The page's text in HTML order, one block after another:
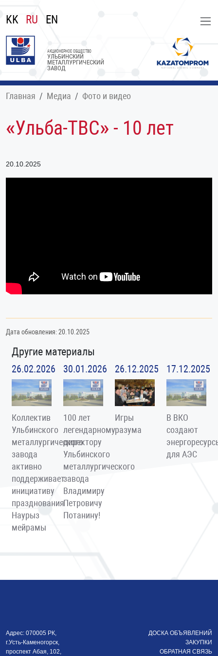
KK RU EN
УЛЬБИНСКИЙ
МЕТАЛЛУРГИЧЕСКИЙ
ЗАВОД
АКЦИОНЕРНОЕ ОБЩЕСТВО
Главная Медиа Фото и видео
«Ульба-ТВС» - 10 лет
20.10.2025
Дата обновления: 20.10.2025
Другие материалы
26.02.2026
Коллектив
Ульбинского
металлургического
завода
активно
поддерживает
инициативу
празднования
Наурыз
мейрамы
30.01.2026
100 лет
легендарному
директору
Ульбинского
металлургического
завода
Владимиру
Петровичу
Потанину!
26.12.2025
Игры
разума
17.12.2025
В ВКО
создают
для АЭС
Адрес: 070005 РК,
г.Усть-Каменогорск,
проспект Абая, 102,
ДОСКА ОБЪЯВЛЕНИЙ
ЗАКУПКИ
ОБРАТНАЯ СВЯЗЬ